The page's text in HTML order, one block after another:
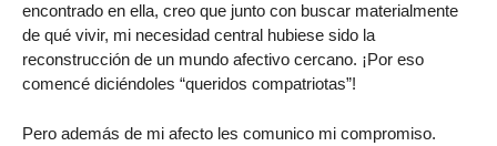
encontrado en ella, creo que junto con buscar materialmente
de qué vivir, mi necesidad central hubiese sido la
reconstrucción de un mundo afectivo cercano. ¡Por eso
comencé diciéndoles “queridos compatriotas”!
Pero además de mi afecto les comunico mi compromiso.